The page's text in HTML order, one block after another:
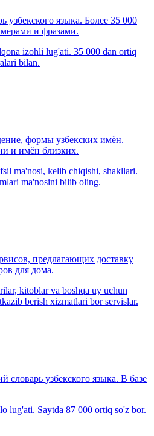
языка. Более 35 000
и фразами.
izohli lug'ati. 35 000 dan ortiq
bilan.
формы узбекских имён.
и имён близких.
ma'nosi, kelib chiqishi, shakllari.
ma'nosini bilib oling.
предлагающих доставку
для дома.
kitoblar va boshqa uy uchun
berish xizmatlari bor servislar.
узбекского языка. В базе
Saytda 87 000 ortiq so'z bor.